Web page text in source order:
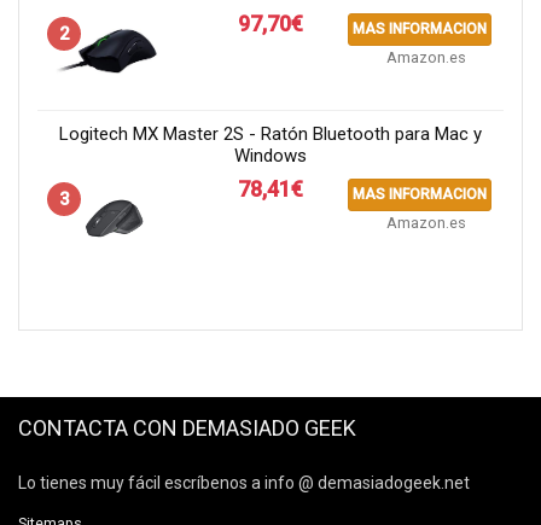
2
97,70€ MAS INFORMACION
Amazon.es
Logitech MX Master 2S - Ratón Bluetooth para Mac y
Windows
3
78,41€ MAS INFORMACION
Amazon.es
CONTACTA CON DEMASIADO GEEK
Lo tienes muy fácil escríbenos a info @ demasiadogeek.net